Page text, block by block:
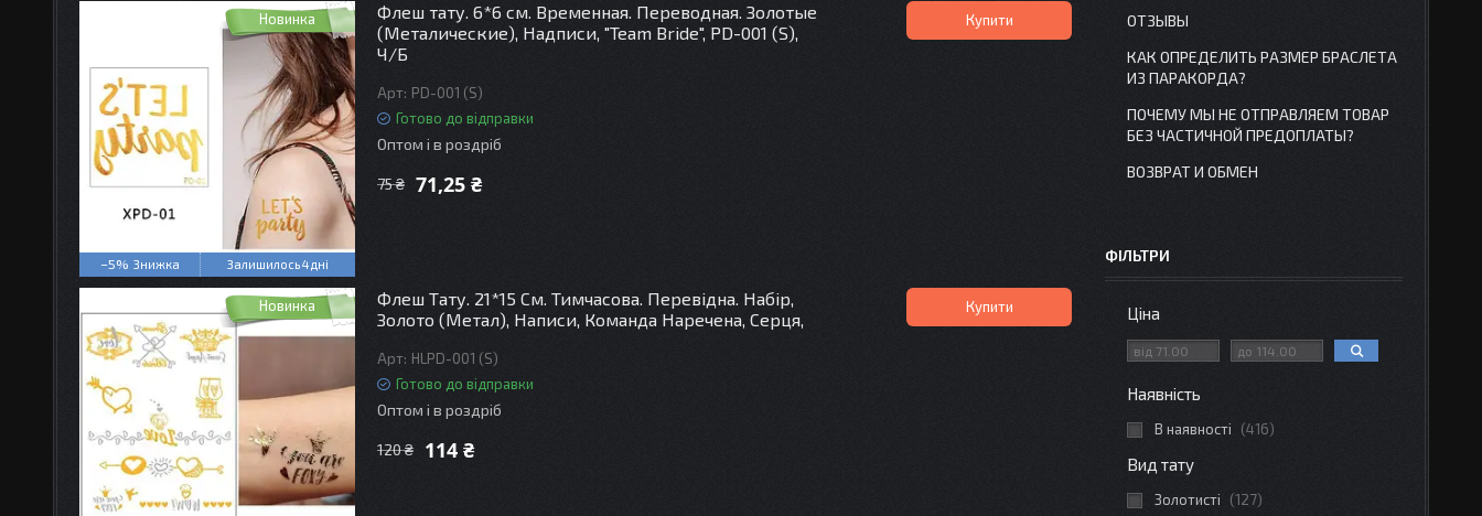
Новинка
–5% Залишилось 4 дні
Флеш тату. 6*6 см. Временная. Переводная. Золотые
(Металические), Надписи, "Team Bride", PD-001 (S),
Ч/Б
PD-001 (S)
Готово до відправки
Оптом і в роздріб
75 ₴ 71,25 ₴
Купити
Новинка
Флеш Тату. 21*15 См. Тимчасова. Перевідна. Набір,
Золото (Метал), Написи, Команда Наречена, Серця,
HLPD-001 (S)
Готово до відправки
Оптом і в роздріб
120 ₴ 114 ₴
Купити
ОТЗЫВЫ
КАК ОПРЕДЕЛИТЬ РАЗМЕР БРАСЛЕТА
ИЗ ПАРАКОРДА?
ПОЧЕМУ МЫ НЕ ОТПРАВЛЯЕМ ТОВАР
БЕЗ ЧАСТИЧНОЙ ПРЕДОПЛАТЫ?
ВОЗВРАТ И ОБМЕН
ФІЛЬТРИ
Ціна
Наявність
В наявності 416
Вид тату
Золотисті 127